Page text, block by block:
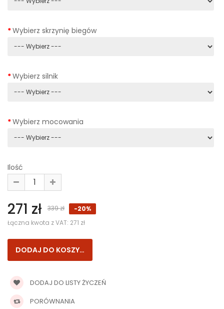
Wybierz skrzynię biegów
Wybierz silnik
Wybierz mocowania
Ilość
271 zł 339 zł
-20%
Łączna kwota z VAT: 271 zł
DODAJ DO LISTY ŻYCZEŃ
PORÓWNANIA